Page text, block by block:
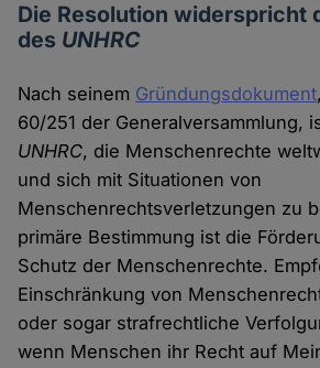
Die Resolution widerspricht
des UNHRC
Nach seinem Gründungsdokument
60/251 der Generalversammlung,
UNHRC, die Menschenrechte
und sich mit Situationen von
Menschenrechtsverletzungen zu
primäre Bestimmung ist die
Schutz der Menschenrechte.
Einschränkung von
oder sogar strafrechtliche
wenn Menschen ihr Recht auf